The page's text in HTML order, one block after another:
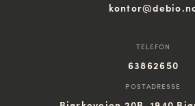
TELEFON
63862650
POSTADRESSE